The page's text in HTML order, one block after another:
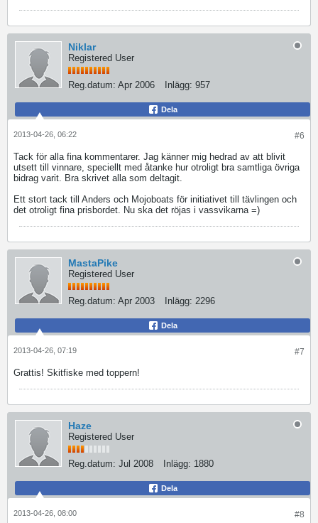
Niklar
Registered User
Reg.datum: Apr 2006 Inlägg: 957
Dela
#6
2013-04-26, 06:22
Tack för alla fina kommentarer. Jag känner mig hedrad av att blivit
utsett till vinnare, speciellt med åtanke hur otroligt bra samtliga övriga
bidrag varit. Bra skrivet alla som deltagit.
Ett stort tack till Anders och Mojoboats för initiativet till tävlingen och
det otroligt fina prisbordet. Nu ska det röjas i vassvikarna =)
MastaPike
Registered User
Reg.datum: Apr 2003 Inlägg: 2296
Dela
#7
2013-04-26, 07:19
Grattis! Skitfiske med toppern!
Haze
Registered User
Reg.datum: Jul 2008 Inlägg: 1880
Dela
#8
2013-04-26, 08:00